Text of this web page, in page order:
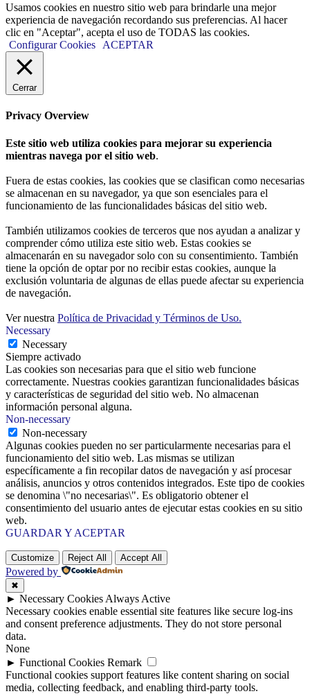
Usamos cookies en nuestro sitio web para brindarle una mejor
experiencia de navegación recordando sus preferencias. Al hacer
clic en "Aceptar", acepta el uso de TODAS las cookies.
Configurar Cookies
ACEPTAR
Cerrar
Privacy Overview
Este sitio web utiliza cookies para mejorar su experiencia
mientras navega por el sitio web.
Fuera de estas cookies, las cookies que se clasifican como necesarias
se almacenan en su navegador, ya que son esenciales para el
funcionamiento de las funcionalidades básicas del sitio web.
También utilizamos cookies de terceros que nos ayudan a analizar y
comprender cómo utiliza este sitio web. Estas cookies se
almacenarán en su navegador solo con su consentimiento. También
tiene la opción de optar por no recibir estas cookies, aunque la
exclusión voluntaria de algunas de ellas puede afectar su experiencia
de navegación.
Ver nuestra Política de Privacidad y Términos de Uso.
Necessary
Necessary
Siempre activado
Las cookies son necesarias para que el sitio web funcione
correctamente. Nuestras cookies garantizan funcionalidades básicas
y características de seguridad del sitio web. No almacenan
información personal alguna.
Non-necessary
Non-necessary
Algunas cookies pueden no ser particularmente necesarias para el
funcionamiento del sitio web. Las mismas se utilizan
específicamente a fin recopilar datos de navegación y así procesar
análisis, anuncios y otros contenidos integrados. Este tipo de cookies
se denomina \"no necesarias\". Es obligatorio obtener el
consentimiento del usuario antes de ejecutar estas cookies en su sitio
web.
GUARDAR Y ACEPTAR
Customize Reject All Accept All
Powered by
✖
► Necessary Cookies Always Active
Necessary cookies enable essential site features like secure log-ins
and consent preference adjustments. They do not store personal
data.
None
► Functional Cookies Remark
Functional cookies support features like content sharing on social
media, collecting feedback, and enabling third-party tools.